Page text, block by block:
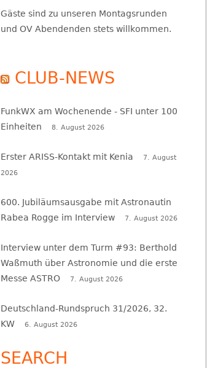
Gäste sind zu unseren Montagsrunden
und OV Abendenden stets willkommen.
CLUB-NEWS
FunkWX am Wochenende - SFI unter 100
Einheiten
8. August 2026
Erster ARISS-Kontakt mit Kenia
7. August
2026
600. Jubiläumsausgabe mit Astronautin
Rabea Rogge im Interview
7. August 2026
Interview unter dem Turm #93: Berthold
Waßmuth über Astronomie und die erste
Messe ASTRO
7. August 2026
Deutschland-Rundspruch 31/2026, 32.
KW
6. August 2026
SEARCH